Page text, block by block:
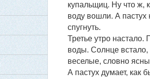
купальщиц. Ну что ж,
воду вошли. А пастух
спугнуть.
Третье утро настало.
воды. Солнце
веселые, словно
А пастух думает, как